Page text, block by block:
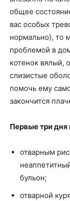
общее
вас особых
нормально), то
проблемой в
котенок вялый,
слизистые
помочь ему
закончится
Первые три
отварным
бульон;
отварной